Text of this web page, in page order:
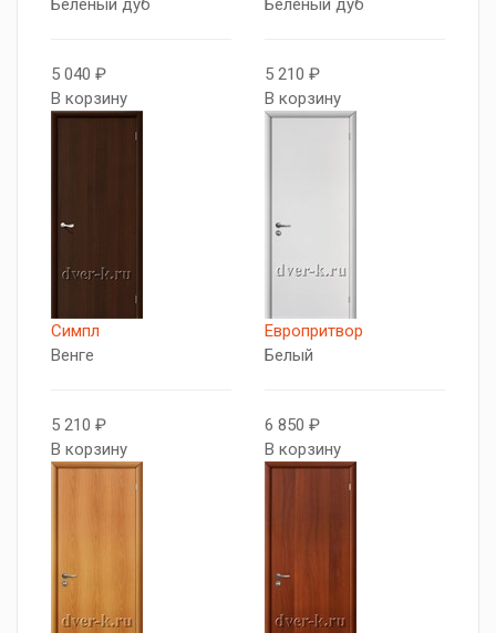
Беленый дуб
5 040 ₽
В корзину
Беленый дуб
5 210 ₽
В корзину
Симпл
Венге
5 210 ₽
В корзину
Европритвор
Белый
6 850 ₽
В корзину